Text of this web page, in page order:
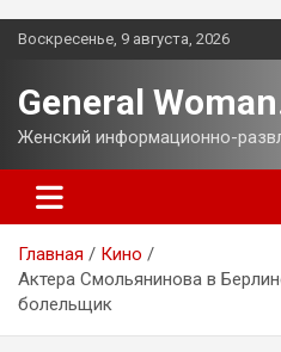
Перейти
Воскресенье, 9 августа, 2026
General
Женский информационно-
Главная
Кино
Актера Смольянинова в
болельщик